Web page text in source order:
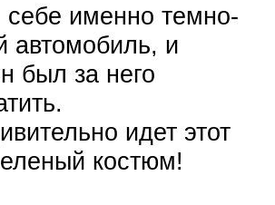
себе именно темно-
автомобиль, и
был за него
идет этот
костюм!